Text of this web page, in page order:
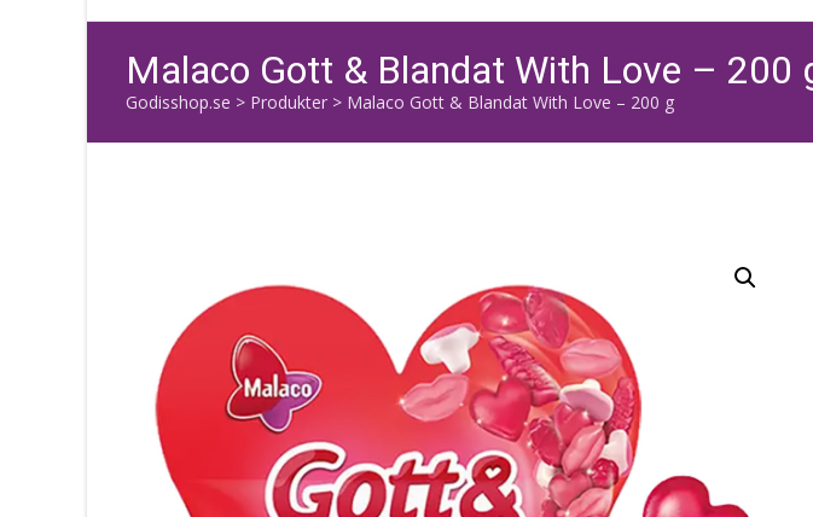
Malaco Gott & Blandat With Love – 200
Godisshop.se > Produkter > Malaco Gott & Blandat With Love – 200 g